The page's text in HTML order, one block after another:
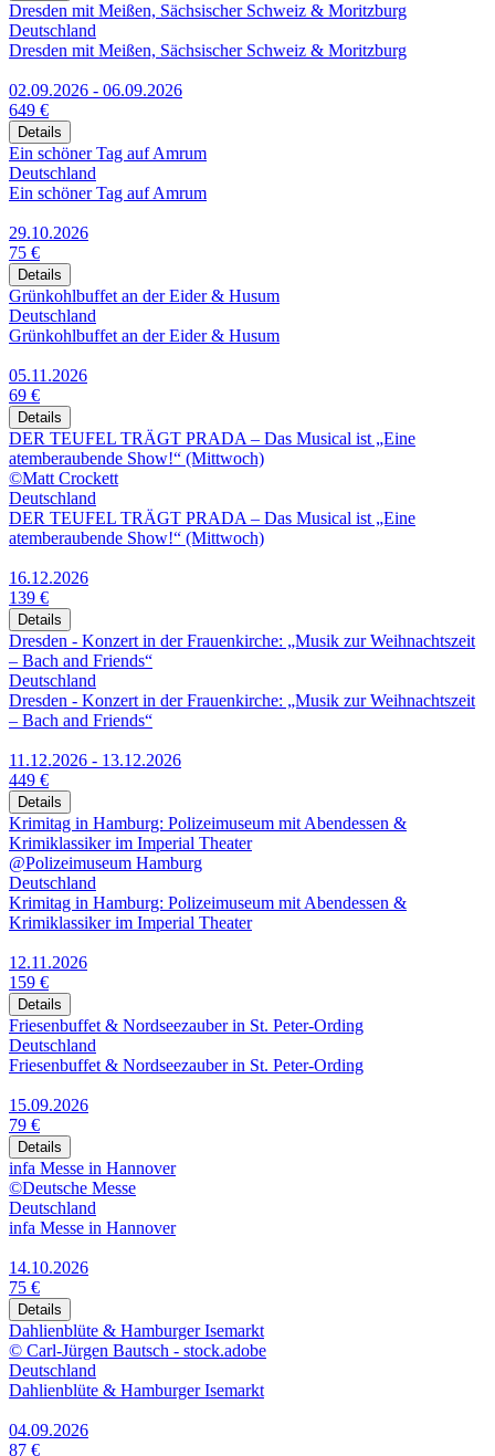
Dresden mit Meißen, Sächsischer Schweiz & Moritzburg
Deutschland
Dresden mit Meißen, Sächsischer Schweiz & Moritzburg
02.09.2026 - 06.09.2026
649 €
Details
Ein schöner Tag auf Amrum
Deutschland
Ein schöner Tag auf Amrum
29.10.2026
75 €
Details
Grünkohlbuffet an der Eider & Husum
Deutschland
Grünkohlbuffet an der Eider & Husum
05.11.2026
69 €
Details
DER TEUFEL TRÄGT PRADA – Das Musical ist „Eine
atemberaubende Show!“ (Mittwoch)
©Matt Crockett
Deutschland
DER TEUFEL TRÄGT PRADA – Das Musical ist „Eine
atemberaubende Show!“ (Mittwoch)
16.12.2026
139 €
Details
Dresden - Konzert in der Frauenkirche: „Musik zur Weihnachtszeit
– Bach and Friends“
Deutschland
Dresden - Konzert in der Frauenkirche: „Musik zur Weihnachtszeit
– Bach and Friends“
11.12.2026 - 13.12.2026
449 €
Details
Krimitag in Hamburg: Polizeimuseum mit Abendessen &
Krimiklassiker im Imperial Theater
@Polizeimuseum Hamburg
Deutschland
Krimitag in Hamburg: Polizeimuseum mit Abendessen &
Krimiklassiker im Imperial Theater
12.11.2026
159 €
Details
Friesenbuffet & Nordseezauber in St. Peter-Ording
Deutschland
Friesenbuffet & Nordseezauber in St. Peter-Ording
15.09.2026
79 €
Details
infa Messe in Hannover
©Deutsche Messe
Deutschland
infa Messe in Hannover
14.10.2026
75 €
Details
Dahlienblüte & Hamburger Isemarkt
© Carl-Jürgen Bautsch - stock.adobe
Deutschland
Dahlienblüte & Hamburger Isemarkt
04.09.2026
87 €